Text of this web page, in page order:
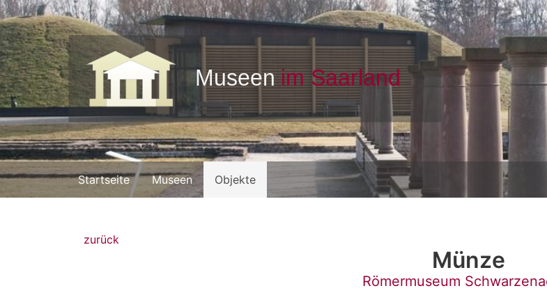
Startseite Museen Objekte
zurück
Münze
Römermuseum